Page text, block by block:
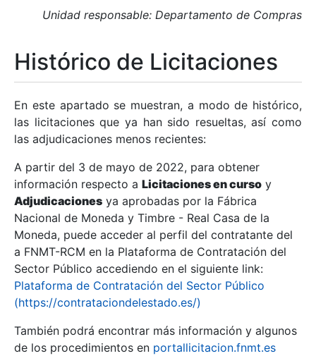
Mostrar/Ocultar
Mostrar/Ocultar
Mostrar/Ocultar
Unidad responsable: Departamento de Compras
Histórico de Licitaciones
En este apartado se muestran, a modo de histórico,
las licitaciones que ya han sido resueltas, así como
las adjudicaciones menos recientes:
A partir del 3 de mayo de 2022, para obtener
información respecto a Licitaciones en curso y
Adjudicaciones ya aprobadas por la Fábrica
Nacional de Moneda y Timbre - Real Casa de la
Moneda, puede acceder al perfil del contratante del
a FNMT-RCM en la Plataforma de Contratación del
Sector Público accediendo en el siguiente link:
Plataforma de Contratación del Sector Público
(https://contrataciondelestado.es/)
También podrá encontrar más información y algunos
de los procedimientos en portallicitacion.fnmt.es